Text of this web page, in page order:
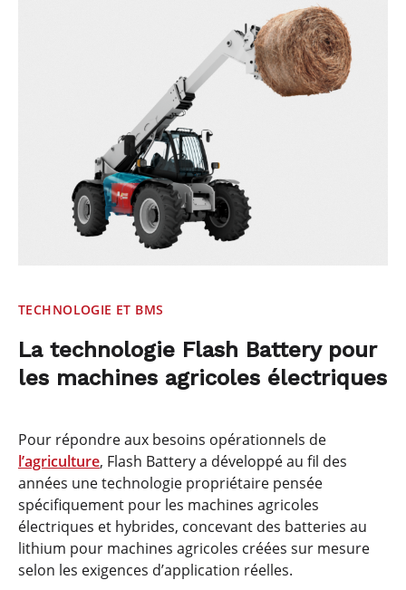
TECHNOLOGIE ET BMS
La technologie Flash Battery pour
les machines agricoles électriques
Pour répondre aux besoins opérationnels de
l’agriculture, Flash Battery a développé au fil des
années une technologie propriétaire pensée
spécifiquement pour les machines agricoles
électriques et hybrides, concevant des batteries au
lithium pour machines agricoles créées sur mesure
selon les exigences d’application réelles.